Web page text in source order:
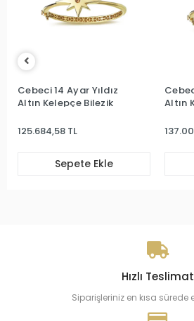
Cebeci 14 Ayar Yıldız
Altın Kelepçe Bilezik
125.684,58 TL
Sepete Ekle
Altın
Hızlı Teslimat
Siparişleriniz en kısa sürede